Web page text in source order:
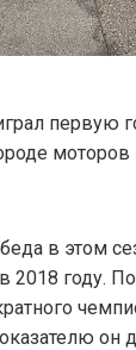
первую
моторов
в этом
2018 году.
он